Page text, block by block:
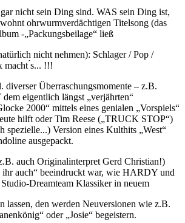
nicht sein Ding sind. WAS sein Ding ist,
ohrwurmverdächtigen Titelsong (das
-„Packungsbeilage“ ließ
nicht nehmen): Schlager / Pop /
macht ́s... !!!
Überraschungsmomente – z.B.
eigentlich längst „verjährten“
2000“ mittels eines genialen „Vorspiels“
hilft oder Tim Reese („TRUCK STOP“)
spezielle...) Version eines Kulthits „West“
ausgepackt.
auch Originalinterpret Gerd Christian!)
ihr auch“ beeindruckt war, wie HARDY und
Dreamteam Klassiker in neuem
lassen, den werden Neuversionen wie z.B.
oder „Josie“ begeistern.